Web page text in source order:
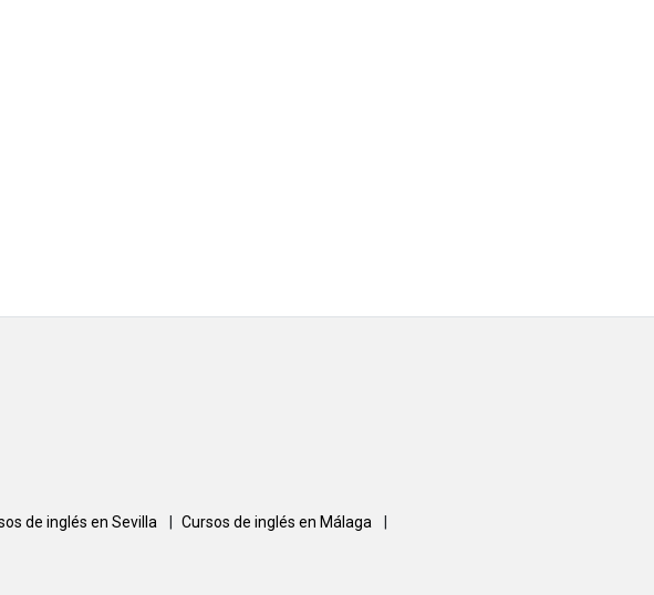
de inglés en Sevilla Cursos de inglés en Málaga